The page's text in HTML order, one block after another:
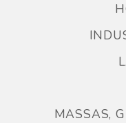
MASSAS,